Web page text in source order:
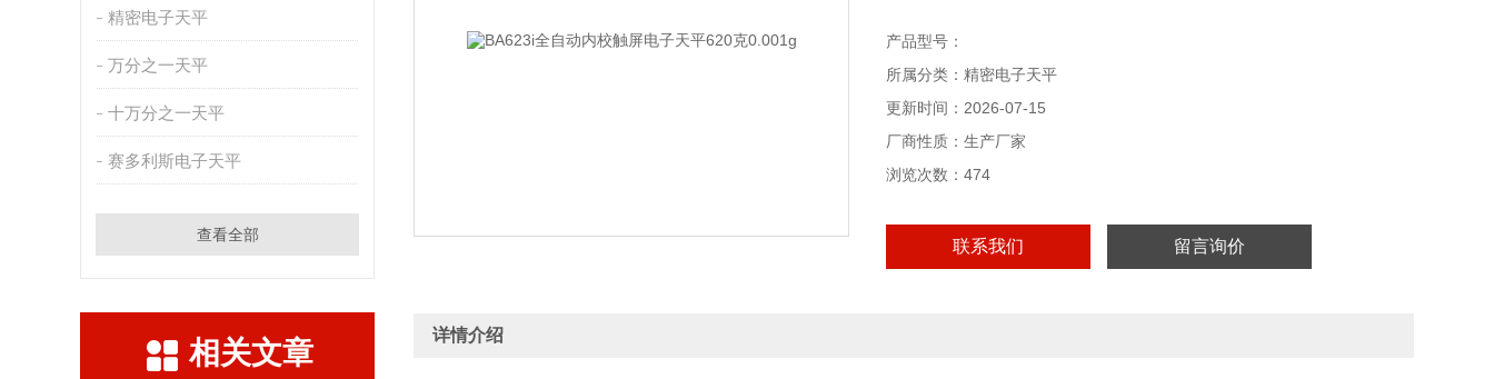
精密电子天平
万分之一天平
十万分之一天平
赛多利斯电子天平
查看全部
相关文章
产品型号：
所属分类：精密电子天平
更新时间：2026-07-15
厂商性质：生产厂家
浏览次数：474
联系我们 留言询价
详情介绍